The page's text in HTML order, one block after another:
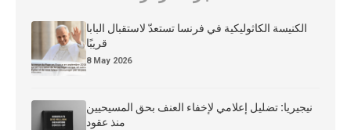
الكنيسة الكاثوليكية في فرنسا تستعدّ لاستقبال البابا
قريبًا
8 May 2026
نيجيريا: تضليل إعلامي لإخفاء العنف بحق المسيحيين
منذ عقود